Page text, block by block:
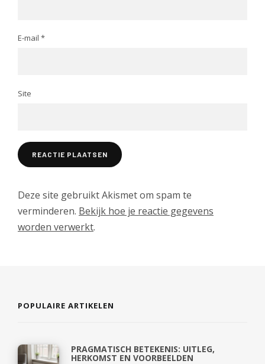
E-mail *
Site
Deze site gebruikt Akismet om spam te
verminderen. Bekijk hoe je reactie gegevens
worden verwerkt.
POPULAIRE ARTIKELEN
PRAGMATISCH BETEKENIS: UITLEG,
HERKOMST EN VOORBEELDEN